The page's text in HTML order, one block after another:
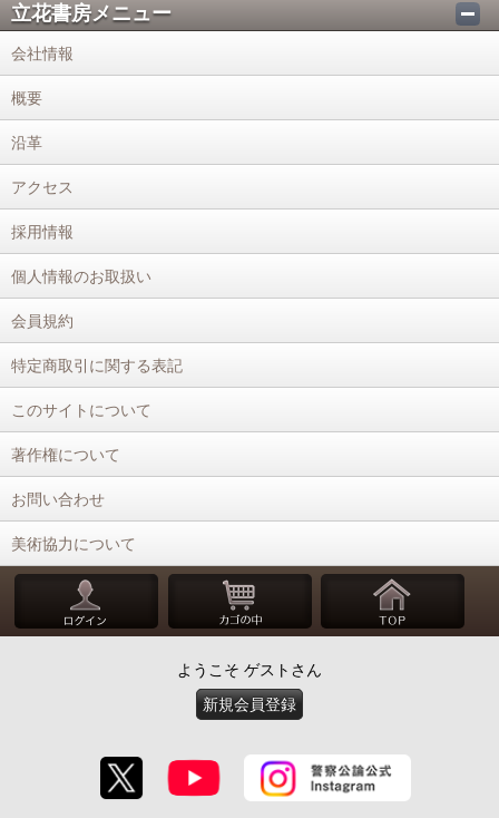
立花書房メニュー
会社情報
概要
沿革
アクセス
採用情報
個人情報のお取扱い
会員規約
特定商取引に関する表記
このサイトについて
著作権について
お問い合わせ
美術協力について
ようこそ ゲストさん
新規会員登録